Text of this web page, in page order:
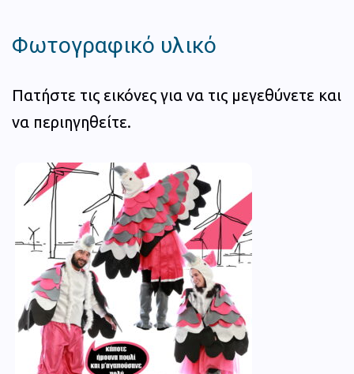
Φωτογραφικό υλικό
Πατήστε τις εικόνες για να τις μεγεθύνετε και
να περιηγηθείτε.